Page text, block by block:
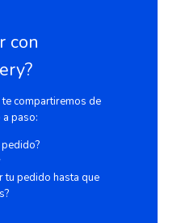
con
compartiremos de
paso:
tu pedido hasta que